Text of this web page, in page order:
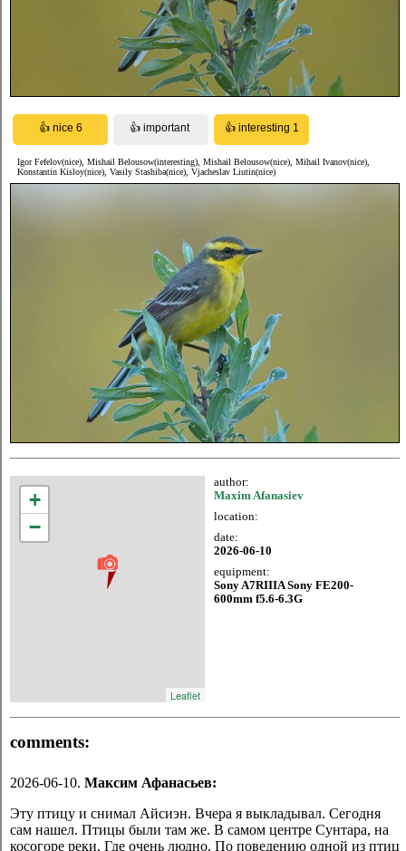
Igor Fefelov(nice), Mishail Belousow(interesting), Mishail Belousow(nice), Mihail Ivanov(nice),
Konstantin Kisloy(nice), Vasily Stashiba(nice), Vjacheslav Liutin(nice)
+
−
Leaflet
author:
Maxim Afanasiev
location:
date:
2026-06-10
equipment:
Sony A7RIIIA Sony FE200-
600mm f5.6-6.3G
comments:
2026-06-10. Максим Афанасьев:
Эту птицу и снимал Айсиэн. Вчера я выкладывал. Сегодня
сам нашел. Птицы были там же. В самом центре Сунтара, на
косогоре реки. Где очень людно. По поведению одной из птиц